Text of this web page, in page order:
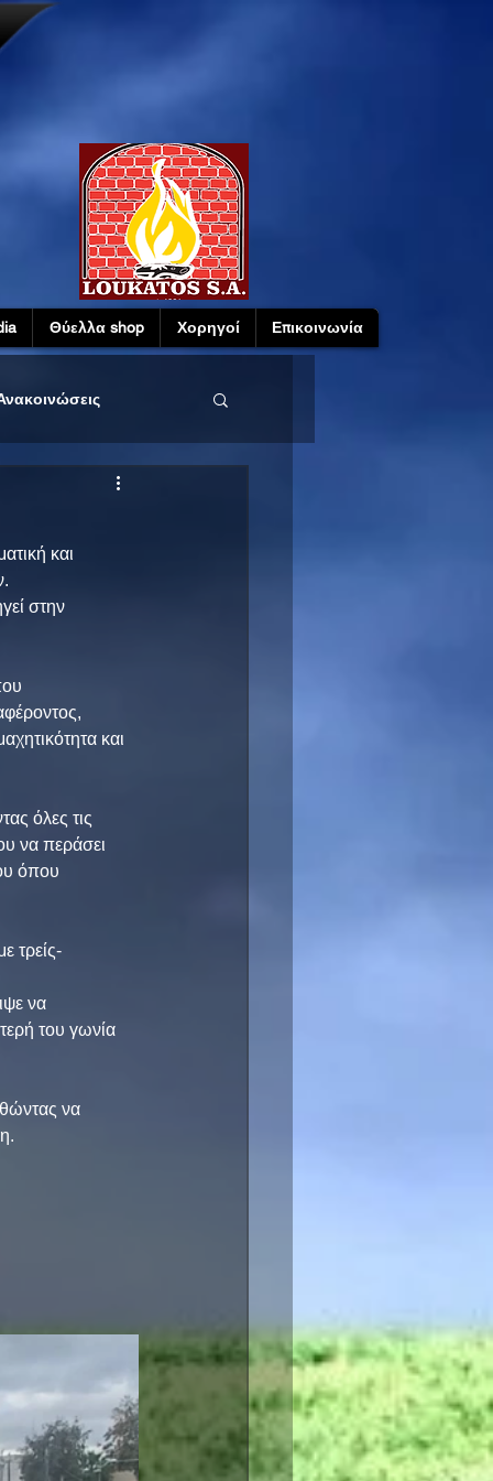
Θύελλα shop Χορηγοί Επικοινωνία
και
στην
και
όλες τις
να περάσει
όπου
τρείς-
να
του γωνία
να